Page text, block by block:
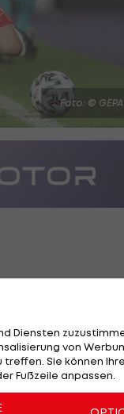
Foto: © GEPA
des ÖFB-
durchsetzen
muss
Diensten
von
Sie können
Fußzeile anpassen.